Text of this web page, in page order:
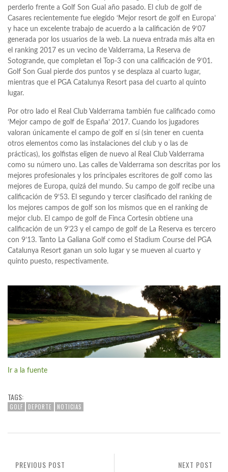
perderlo frente a Golf Son Gual año pasado. El club de golf de
Casares recientemente fue elegido ‘Mejor resort de golf en Europa’
y hace un excelente trabajo de acuerdo a la calificación de 9’07
generada por los usuarios de la web. La nueva entrada más alta en
el ranking 2017 es un vecino de Valderrama, La Reserva de
Sotogrande, que completan el Top-3 con una calificación de 9’01.
Golf Son Gual pierde dos puntos y se desplaza al cuarto lugar,
mientras que el PGA Catalunya Resort pasa del cuarto al quinto
lugar.
Por otro lado el Real Club Valderrama también fue calificado como
‘Mejor campo de golf de España’ 2017. Cuando los jugadores
valoran únicamente el campo de golf en sí (sin tener en cuenta
otros elementos como las instalaciones del club y o las de
prácticas), los golfistas eligen de nuevo al Real Club Valderrama
como su número uno. Las calles de Valderrama son descritas por los
mejores profesionales y los principales escritores de golf como las
mejores de Europa, quizá del mundo. Su campo de golf recibe una
calificación de 9’53. El segundo y tercer clasificado del ranking de
los mejores campos de golf son los mismos que en el ranking de
mejor club. El campo de golf de Finca Cortesín obtiene una
calificación de un 9’23 y el campo de golf de La Reserva es tercero
con 9’13. Tanto La Galiana Golf como el Stadium Course del PGA
Catalunya Resort ganan un solo lugar y se mueven al cuarto y
quinto puesto, respectivamente.
Ir a la fuente
TAGS:
GOLF DEPORTE NOTICIAS
NEXT POST
PREVIOUS POST